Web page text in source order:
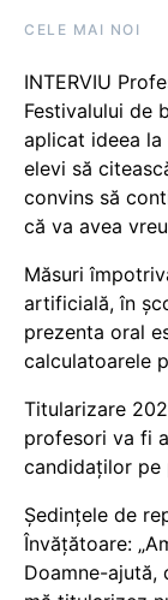
CELE MAI NOI
INTERVIU
Festivalului de
aplicat ideea
elevi să
convins să
că va avea
Măsuri
artificială, în
prezenta oral
calculatoarele
Titularizare
profesori va fi
candidaților
Ședințele de
Învățătoare:
Doamne-ajută,